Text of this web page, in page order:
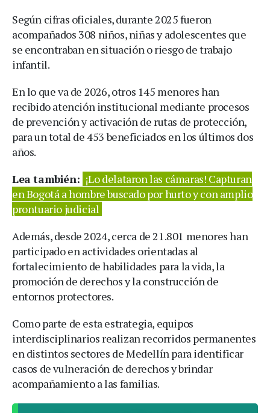
Según cifras oficiales, durante 2025 fueron
acompañados 308 niños, niñas y adolescentes que
se encontraban en situación o riesgo de trabajo
infantil.
En lo que va de 2026, otros 145 menores han
recibido atención institucional mediante procesos
de prevención y activación de rutas de protección,
para un total de 453 beneficiados en los últimos dos
años.
Lea también: ¡Lo delataron las cámaras! Capturan
en Bogotá a hombre buscado por hurto y con amplio
prontuario judicial
Además, desde 2024, cerca de 21.801 menores han
participado en actividades orientadas al
fortalecimiento de habilidades para la vida, la
promoción de derechos y la construcción de
entornos protectores.
Como parte de esta estrategia, equipos
interdisciplinarios realizan recorridos permanentes
en distintos sectores de Medellín para identificar
casos de vulneración de derechos y brindar
acompañamiento a las familias.